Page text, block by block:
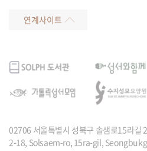
연계사이트
02706 서울특별시 성북구 솔샘로15라길
2-18, Solsaem-ro, 15ra-gil,